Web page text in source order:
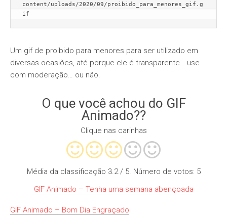
content/uploads/2020/09/proibido_para_menores_gif.g
if
Um gif de proibido para menores para ser utilizado em
diversas ocasiões, até porque ele é transparente… use
com moderação… ou não.
O que você achou do GIF
Animado??
Clique nas carinhas
Média da classificação 3.2/ 5. Número de votos: 5
GIF Animado – Tenha uma semana abençoada
GIF Animado – Bom Dia Engraçado